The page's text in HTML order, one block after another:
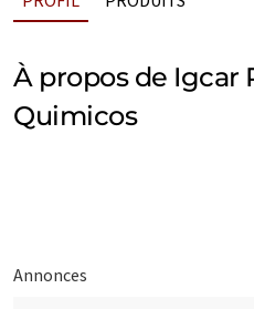
À propos de Igcar
Quimicos
Annonces